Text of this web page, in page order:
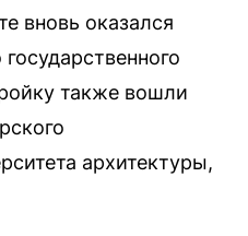
вновь оказался
также вошли
архитектуры,